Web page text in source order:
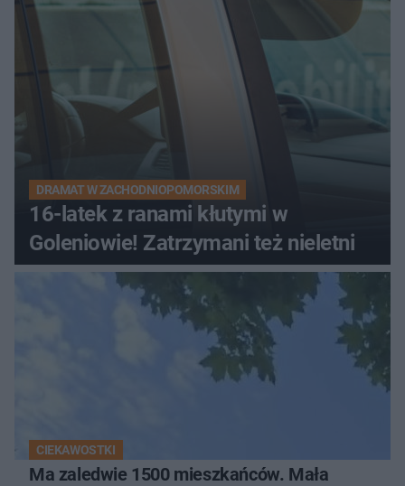
DRAMAT W ZACHODNIOPOMORSKIM
16-latek z ranami kłutymi w
Goleniowie! Zatrzymani też nieletni
CIEKAWOSTKI
Ma zaledwie 1500 mieszkańców. Mała